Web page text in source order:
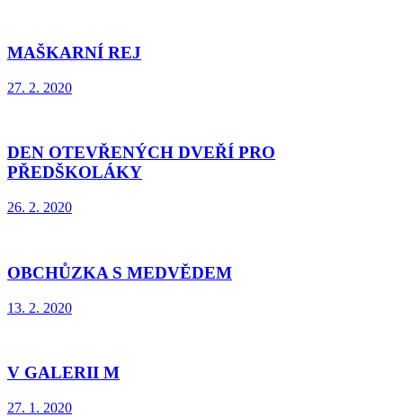
MAŠKARNÍ REJ
27. 2. 2020
DEN OTEVŘENÝCH DVEŘÍ PRO
PŘEDŠKOLÁKY
26. 2. 2020
OBCHŮZKA S MEDVĚDEM
13. 2. 2020
V GALERII M
27. 1. 2020